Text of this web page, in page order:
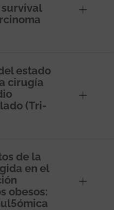
estado
cirugía
(Tri-
de la
en el
obesos: